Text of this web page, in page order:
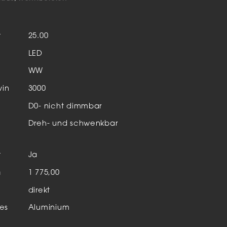
25.00
LED
WW
3000
D0- nicht dimmbar
Dreh- und schwenkbar
Ja
1 775,00
direkt
Aluminium